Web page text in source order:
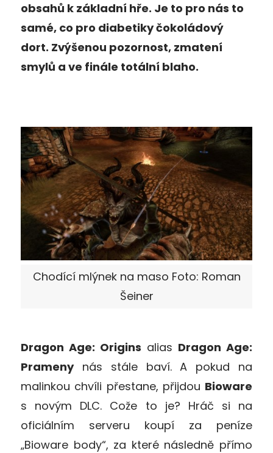
obsahů k základní hře. Je to pro nás to
samé, co pro diabetiky čokoládový
dort. Zvýšenou pozornost, zmatení
smylů a ve finále totální blaho.
Chodící mlýnek na maso Foto: Roman
Šeiner
Dragon Age: Origins alias Dragon Age:
Pramenynás stále baví. A pokud na
malinkou chvíli přestane, přijdou Bioware
s novým DLC. Cože to je? Hráč si na
oficiálním serveru koupí za peníze
„Bioware body“, za které následně přímo